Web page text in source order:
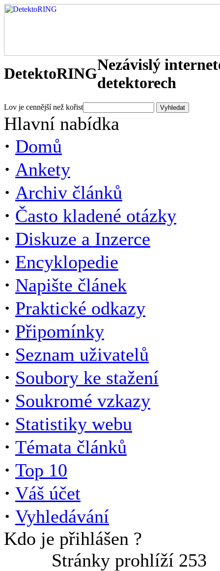
DetektoRINGNezávislý
detektorech
Lov je cennější než kořist
Hlavní nabídka
· Domů
· Ankety
· Archiv článků
· Často kladené otázky
· Diskuze a Inzerce
· Encyklopedie
· Napište článek
· Praktické odkazy
· Připomínky
· Seznam uživatelů
· Soubory ke stažení
· Soukromé vzkazy
· Statistiky webu
· Témata článků
· Top 10
· Váš účet
· Vyhledávání
Kdo je přihlášen ?
Stránky prohlíží 253